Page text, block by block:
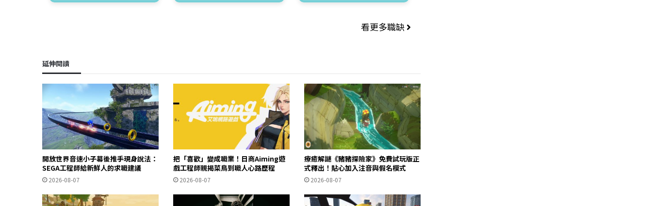
看更多職缺
延伸閱讀
開放世界音速小子幕後推手現身說法：
SEGA工程師給新鮮人的求職建議
2026-08-07
把「喜歡」變成職業！日商Aiming遊
戲工程師親揭菜鳥到職人心路歷程
2026-08-07
療癒解謎《豬豬探險家》免費試玩版正
式釋出！貼心加入注音與假名模式
2026-08-07